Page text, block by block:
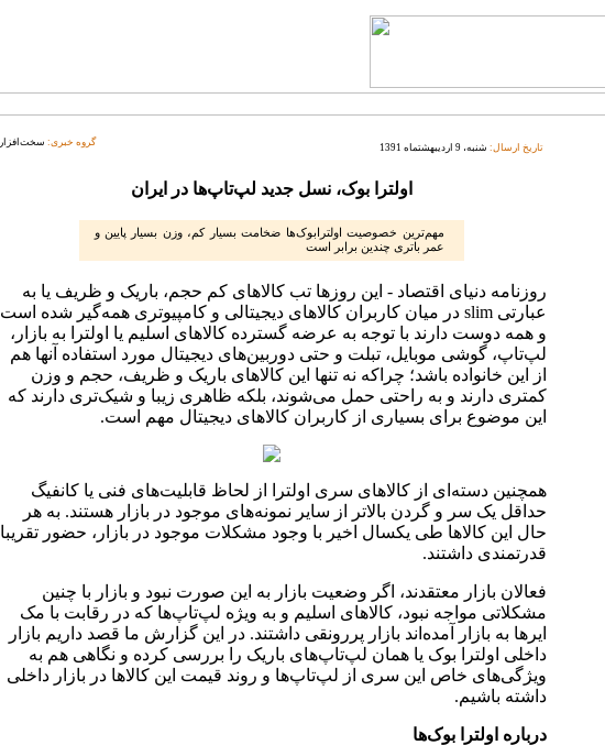
گروه خبری: سخت‌افزار تاریخ ارسال: شنبه، 9 اردیبهشتماه 1391
اولترا بوک، نسل جدید لپ‌تاپ‌ها در ایران
مهم‌ترین خصوصیت اولترابوک‌ها ضخامت بسیار کم، وزن بسیار پایین و
عمر باتری چندین برابر است
روزنامه دنیای اقتصاد - این روزها تب کالاهای کم حجم، باریک و ظریف یا به
عبارتی slim در میان کاربران کالاهای دیجیتالی و کامپیوتری همه‌گیر شده است
و همه دوست دارند با توجه به عرضه گسترده کالاهای اسلیم یا اولترا به بازار،
لپ‌تاپ، گوشی موبایل، تبلت و حتی دوربین‌های دیجیتال مورد استفاده آنها هم
از این خانواده باشد؛ چراکه نه تنها این کالاهای باریک و ظریف، حجم و وزن
کمتری دارند و به راحتی حمل می‌شوند، بلکه ظاهری زیبا و شیک‌تری دارند که
این موضوع برای بسیاری از کاربران کالاهای دیجیتال مهم است.
همچنین دسته‌ای از کالاهای سری اولترا از لحاظ قابلیت‌های فنی یا کانفیگ
حداقل یک سر و گردن بالاتر از سایر نمونه‌های موجود در بازار هستند. به هر
حال این کالاها طی یکسال اخیر با وجود مشکلات موجود در بازار، حضور تقریبا
قدرتمندی داشتند.
فعالان بازار معتقدند، اگر وضعیت بازار به این صورت نبود و بازار با چنین
مشکلاتی مواجه نبود، کالاهای اسلیم و به ویژه لپ‌تاپ‌ها که در رقابت با مک
ایرها به بازار آمده‌اند بازار پررونقی داشتند. در این گزارش ما قصد داریم بازار
داخلی اولترا بوک یا همان لپ‌تاپ‌های باریک را بررسی کرده و نگاهی هم به
ویژگی‌های خاص این سری از لپ‌تاپ‌ها و روند قیمت این کالاها در بازار داخلی
داشته باشیم.
درباره اولترا بوک‌ها